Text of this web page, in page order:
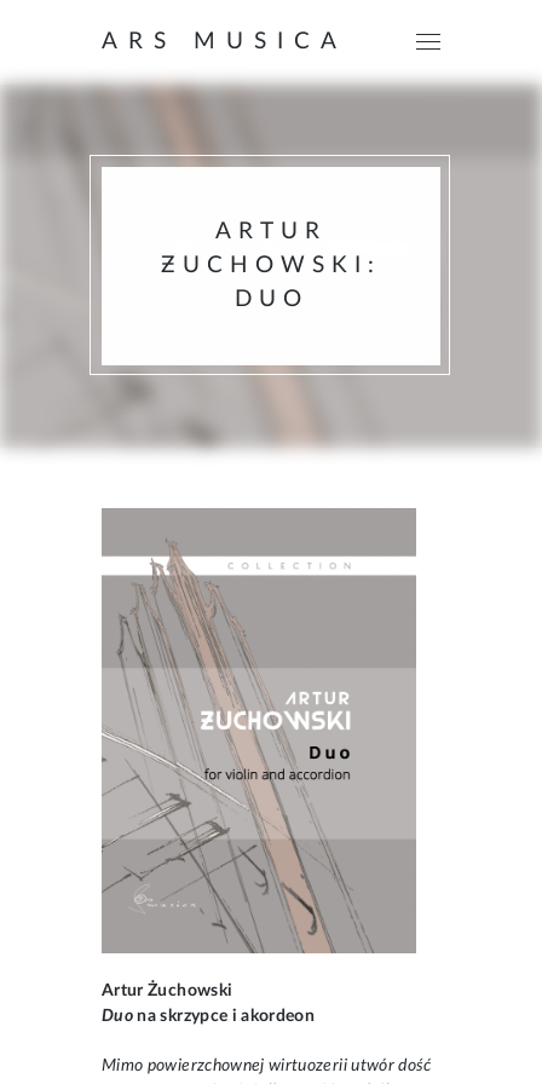
ARS MUSICA
ARTUR
ƵUCHOWSKI:
DUO
Artur Żuchowski
Duo na skrzypce i akordeon
Mimo powierzchownej wirtuozerii utwór dość